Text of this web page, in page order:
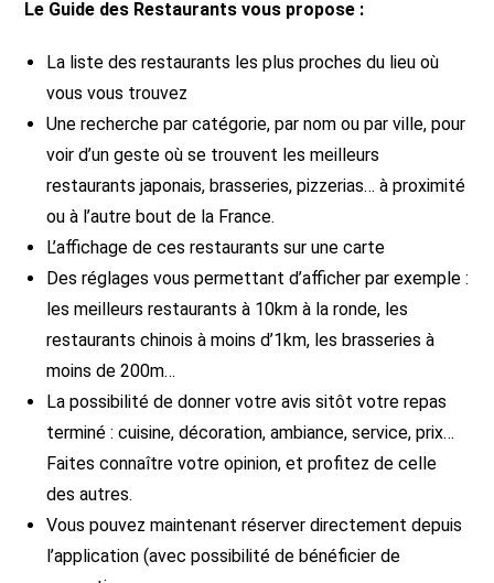
Le Guide des Restaurants vous propose :
La liste des restaurants les plus proches du lieu où
vous vous trouvez
Une recherche par catégorie, par nom ou par ville, pour
voir d’un geste où se trouvent les meilleurs
restaurants japonais, brasseries, pizzerias… à proximité
ou à l’autre bout de la France.
L’affichage de ces restaurants sur une carte
Des réglages vous permettant d’afficher par exemple :
les meilleurs restaurants à 10km à la ronde, les
restaurants chinois à moins d’1km, les brasseries à
moins de 200m…
La possibilité de donner votre avis sitôt votre repas
terminé : cuisine, décoration, ambiance, service, prix…
Faites connaître votre opinion, et profitez de celle
des autres.
Vous pouvez maintenant réserver directement depuis
l’application (avec possibilité de bénéficier de